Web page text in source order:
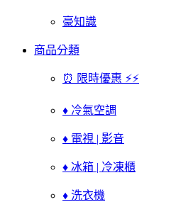
豪知識
商品分類
⏰ 限時優惠 ⚡⚡
♦ 冷氣空調
♦ 電視 | 影音
♦ 冰箱 | 冷凍櫃
♦ 洗衣機